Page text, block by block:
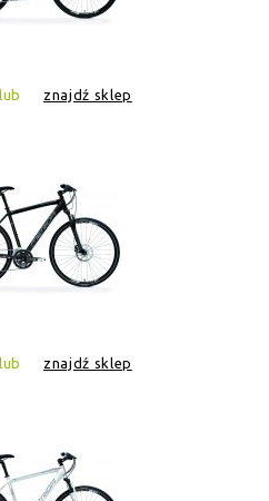
lub znajdź sklep
lub znajdź sklep